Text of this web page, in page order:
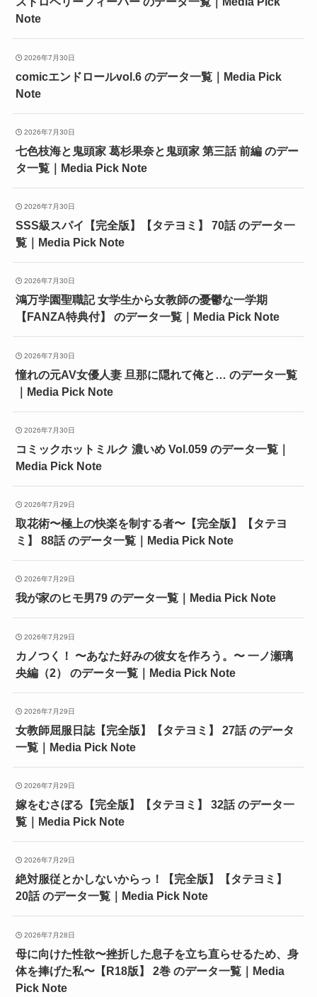
Note
2026年7月30日
comicエンドロールvol.6 のデータ一覧｜Media Pick
Note
2026年7月30日
七色枝海と鬼頭家 葛杉果奈と鬼頭家 第三話 前編 のデー
タ一覧｜Media Pick Note
2026年7月30日
SSS級スパイ【完全版】【タテヨミ】 70話 のデータ一
覧｜Media Pick Note
2026年7月30日
鴻万学園聖職記 女学生から女教師の憂鬱な一学期
【FANZA特典付】 のデータ一覧｜Media Pick Note
2026年7月30日
憧れの元AV女優人妻 旦那に隠れて俺と… のデータ一覧
｜Media Pick Note
2026年7月30日
コミックホットミルク 濃いめ Vol.059 のデータ一覧｜
Media Pick Note
2026年7月29日
取花術〜極上の快楽を制する者〜【完全版】【タテヨ
ミ】 88話 のデータ一覧｜Media Pick Note
2026年7月29日
我が家のヒモ男79 のデータ一覧｜Media Pick Note
2026年7月29日
カノつく！ 〜あなた好みの彼女を作ろう。〜 一ノ瀬璃
央編（2） のデータ一覧｜Media Pick Note
2026年7月29日
女教師屈服日誌【完全版】【タテヨミ】 27話 のデータ
一覧｜Media Pick Note
2026年7月29日
嫁をむさぼる【完全版】【タテヨミ】 32話 のデータ一
覧｜Media Pick Note
2026年7月29日
絶対服従とかしないからっ！【完全版】【タテヨミ】
20話 のデータ一覧｜Media Pick Note
2026年7月28日
母に向けた性欲〜挫折した息子を立ち直らせるため、身
体を捧げた私〜【R18版】 2巻 のデータ一覧｜Media
Pick Note